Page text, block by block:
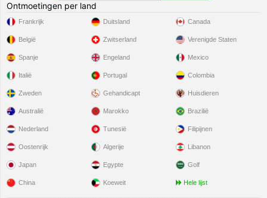
Ontmoetingen per land
Frankrijk
België
Spanje
Italië
Zweden
Duitsland
Zwitserland
Engeland
Portugal
Gehandicapt
Canada
Verenigde Staten
Mexico
Colombia
Huisdieren
Australië
Nederland
Oostenrijk
Japan
China
Marokko
Tunesië
Algerije
Egypte
Koeweit
Brazilië
Filipijnen
Libanon
Golf
Hele lijst